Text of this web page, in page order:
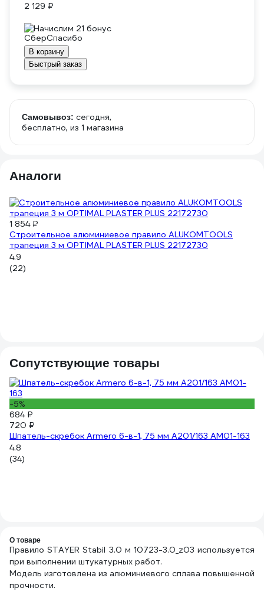
2 129 ₽
Начислим 21 бонус
В корзину
Быстрый заказ
Самовывоз: сегодня,
бесплатно, из 1 магазина
Аналоги
1 854 ₽
Cтроительное алюминиевое правило ALUKOMTOOLS
трапеция 3 м OPTIMAL PLASTER PLUS 22172730
4.9
(22)
Сопутствующие товары
-5%
684 ₽
720 ₽
Шпатель-скребок Armero 6-в-1, 75 мм A201/163 AM01-163
4.8
(34)
О товаре
Правило STAYER Stabil 3.0 м 10723-3.0_z03 используется
при выполнении штукатурных работ.
Модель изготовлена из алюминиевого сплава повышенной
прочности.